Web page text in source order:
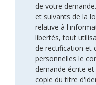
de votre
et suivants de la
relative à
libertés, tout
de rectification et
personnelles le
demande écrite
copie du titre